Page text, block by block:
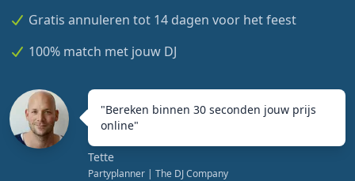
Gratis annuleren tot 14 dagen voor het feest
100% match met jouw DJ
"Bereken binnen 30 seconden jouw prijs
online"
Tette
Partyplanner | The DJ Company